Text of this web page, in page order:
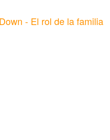
- El rol de la familia